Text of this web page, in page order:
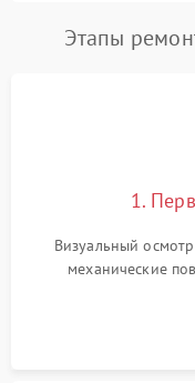
Этапы
1.
Визуальный
механические
включение,
матрицы и затвора,